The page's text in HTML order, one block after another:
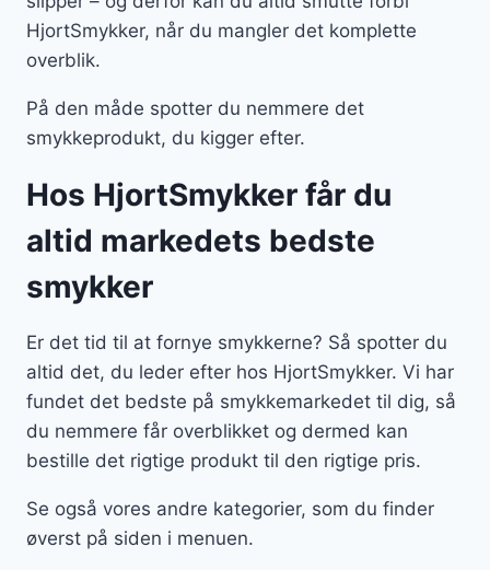
HjortSmykker, når du mangler det komplette
overblik.
På den måde spotter du nemmere det
smykkeprodukt, du kigger efter.
Hos HjortSmykker får du
altid markedets bedste
smykker
Er det tid til at fornye smykkerne? Så spotter du
altid det, du leder efter hos HjortSmykker. Vi har
fundet det bedste på smykkemarkedet til dig, så
du nemmere får overblikket og dermed kan
bestille det rigtige produkt til den rigtige pris.
Se også vores andre kategorier, som du finder
øverst på siden i menuen.